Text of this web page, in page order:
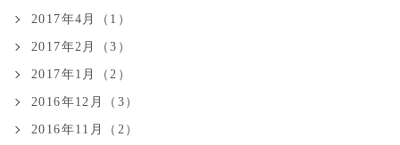
2017年4月（1）
2017年2月（3）
2017年1月（2）
2016年12月（3）
2016年11月（2）